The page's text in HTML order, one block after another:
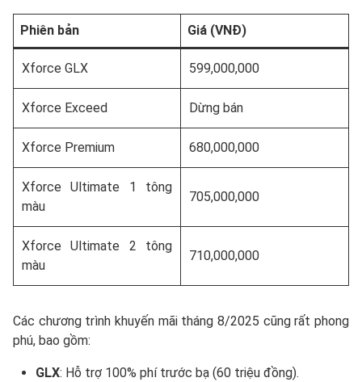
Phiên bản Giá (VNĐ)
Xforce GLX 599,000,000
Xforce Exceed Dừng bán
Xforce Premium 680,000,000
Xforce Ultimate 1 tông
màu
705,000,000
Xforce Ultimate 2 tông
màu
710,000,000
Các chương trình khuyến mãi tháng 8/2025 cũng rất phong
phú, bao gồm:
GLX: Hỗ trợ 100% phí trước bạ (60 triệu đồng).